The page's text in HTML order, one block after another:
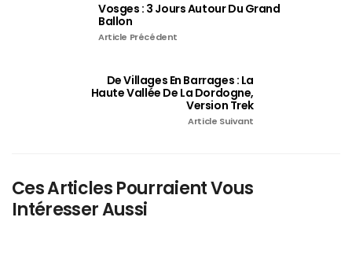
Vosges : 3 Jours Autour Du Grand
Ballon
Article Précédent
De Villages En Barrages : La
Haute Vallée De La Dordogne,
Version Trek
Article Suivant
Ces Articles Pourraient Vous
Intéresser Aussi